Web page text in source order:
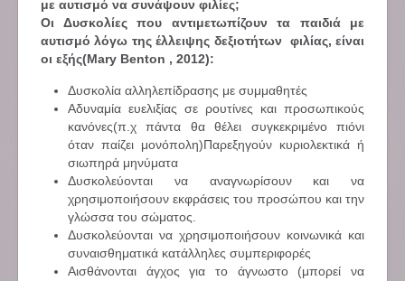
με αυτισμό να συνάψουν φιλίες;
Οι Δυσκολίες που αντιμετωπίζουν τα παιδιά με
αυτισμό λόγω της έλλειψης δεξιοτήτων φιλίας, είναι
οι εξής(Mary Benton , 2012):
Δυσκολία αλληλεπίδρασης με συμμαθητές
Αδυναμία ευελιξίας σε ρουτίνες και προσωπικούς
κανόνες(π.χ πάντα θα θέλει συγκεκριμένο πιόνι
όταν παίζει μονόπολη)Παρεξηγούν κυριολεκτικά ή
σιωπηρά μηνύματα
Δυσκολεύονται να αναγνωρίσουν και να
χρησιμοποιήσουν εκφράσεις του προσώπου και την
γλώσσα του σώματος.
Δυσκολεύονται να χρησιμοποιήσουν κοινωνικά και
συναισθηματικά κατάλληλες συμπεριφορές
Αισθάνονται άγχος για το άγνωστο (μπορεί να